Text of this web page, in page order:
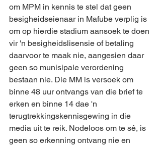
om MPM in kennis te stel dat geen
besigheidseienaar in Mafube verplig is
om op hierdie stadium aansoek te doen
vir 'n besigheidslisensie of betaling
daarvoor te maak nie, aangesien daar
geen so munisipale verordening
bestaan nie. Die MM is versoek om
binne 48 uur ontvangs van die brief te
erken en binne 14 dae 'n
terugtrekkingskennisgewing in die
media uit te reik. Nodeloos om te sê, is
geen so erkenning ontvang nie en